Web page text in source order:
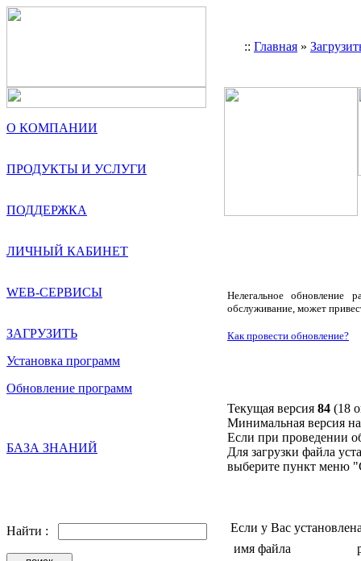
:: Главная »
О КОМПАНИИ
ПРОДУКТЫ И УСЛУГИ
ПОДДЕРЖКА
ЛИЧНЫЙ КАБИНЕТ
WEB-СЕРВИСЫ
ЗАГРУЗИТЬ
Установка программ
Обновление программ
БАЗА ЗНАНИЙ
Найти :
Нелегальное обновление
обслуживание, может
Как провести обновление?
Текущая версия 84 (18
Минимальная версия
Если при проведении
Для загрузки файла
выберите пункт меню
Если у Вас
имя файла